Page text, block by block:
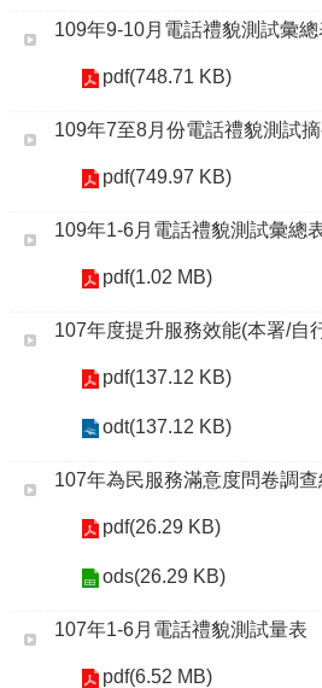
109年9-10月電話禮貌測試彙總
pdf(748.71 KB)
109年7至8月份電話禮貌測試
pdf(749.97 KB)
109年1-6月電話禮貌測試彙總
pdf(1.02 MB)
107年度提升服務效能(本署/自
pdf(137.12 KB)
odt(137.12 KB)
107年為民服務滿意度問卷調
pdf(26.29 KB)
ods(26.29 KB)
107年1-6月電話禮貌測試量表
pdf(6.52 MB)